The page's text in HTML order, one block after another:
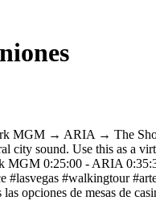
MGM → ARIA → The
sound. Use this as a
0:25:00 - ARIA
#walkingtour
opciones de mesas de